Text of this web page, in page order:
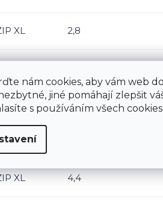
nám cookies, aby vám web
jiné pomáhají zlepšit
s používáním všech
XL 2,8
XL
XL 3,6
XL
XL 4,4